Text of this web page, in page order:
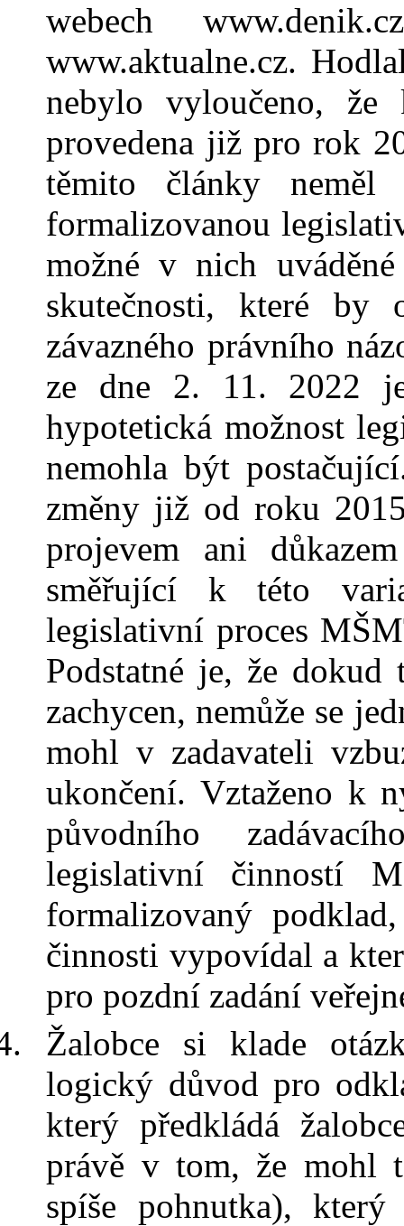
webech
www.aktualne.cz.
nebylo vyloučeno, že
provedena již pro rok
těmito články neměl
formalizovanou
možné v nich
skutečnosti, které by
závazného právního
ze dne 2. 11. 2022
hypotetická možnost
nemohla být
změny již od roku
projevem ani
směřující k
této
legislativní proces
Podstatné je, že
zachycen, nemůže se
mohl v zadavateli
ukončení. Vztaženo k
původního
legislativní činností
formalizovaný
činnosti vypovídal a
pro pozdní zadání
Žalobce si klade
logický důvod pro
který předkládá
právě v tom, že mohl
spíše pohnutka),